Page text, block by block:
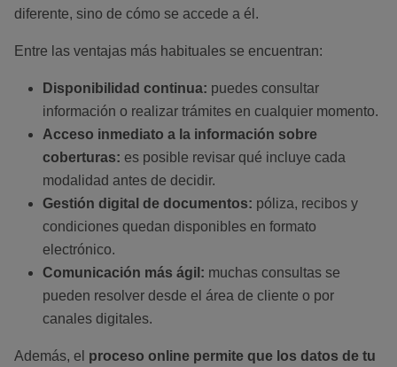
diferente, sino de cómo se accede a él.
Entre las ventajas más habituales se encuentran:
Disponibilidad continua: puedes consultar
información o realizar trámites en cualquier momento.
Acceso inmediato a la información sobre
coberturas: es posible revisar qué incluye cada
modalidad antes de decidir.
Gestión digital de documentos: póliza, recibos y
condiciones quedan disponibles en formato
electrónico.
Comunicación más ágil: muchas consultas se
pueden resolver desde el área de cliente o por
canales digitales.
Además, el proceso online permite que los datos de tu